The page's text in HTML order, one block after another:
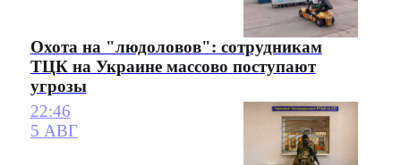
Охота на "людоловов": сотрудникам
ТЦК на Украине массово поступают
угрозы
22:46
5 АВГ